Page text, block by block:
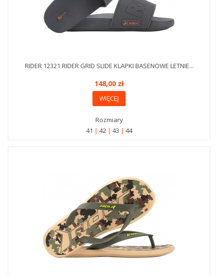
RIDER 12321 RIDER GRID SLIDE KLAPKI BASENOWE LETNIE...
148,00 zł
WIĘCEJ
Rozmiary
41
42 43 44